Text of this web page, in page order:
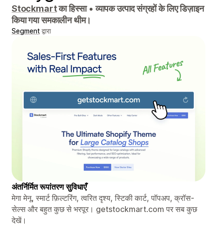
Stockmartका हिस्सा • व्यापक उत्पाद संग्रहों के लिए डिज़ाइन
किया गया समकालीन थीम।
Segment द्वारा
अंतर्निर्मित रूपांतरण सुविधाएँ
मेगा मेनू, स्मार्ट फ़िल्टरिंग, त्वरित दृश्य, स्टिकी कार्ट, पॉपअप, क्रॉस-
सेल्स और बहुत कुछ से भरपूर। getstockmart.com पर सब कुछ
देखें।